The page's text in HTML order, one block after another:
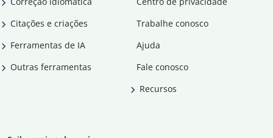
Citações e criações
Ferramentas de IA
Outras ferramentas
Trabalhe conosco
Ajuda
Fale conosco
Recursos